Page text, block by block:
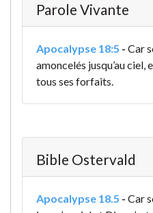
Parole Vivante
Apocalypse 18:5 - Car
amoncelés jusqu’au ciel,
tous ses forfaits.
Bible Ostervald
Apocalypse 18.5 - Car